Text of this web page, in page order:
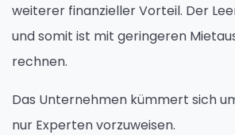
weiterer finanzieller Vorteil. Der
und somit ist mit geringeren
rechnen.
Das Unternehmen kümmert sich
nur Experten vorzuweisen.